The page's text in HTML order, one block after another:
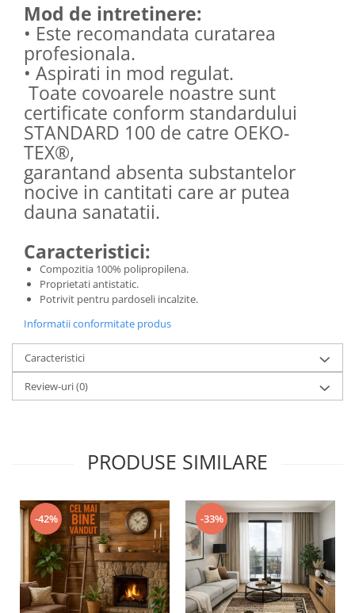
Mod de intretinere:
• Este recomandata curatarea
profesionala.
• Aspirati in mod regulat.
Toate covoarele noastre sunt
certificate conform standardului
STANDARD 100 de catre OEKO-
TEX®,
garantand absenta substantelor
nocive in cantitati care ar putea
dauna sanatatii.
Caracteristici:
Compozitia 100% polipropilena.
Proprietati antistatic.
Potrivit pentru pardoseli incalzite.
Informatii conformitate produs
Caracteristici
Review-uri(0)
PRODUSE SIMILARE
-42% -33%